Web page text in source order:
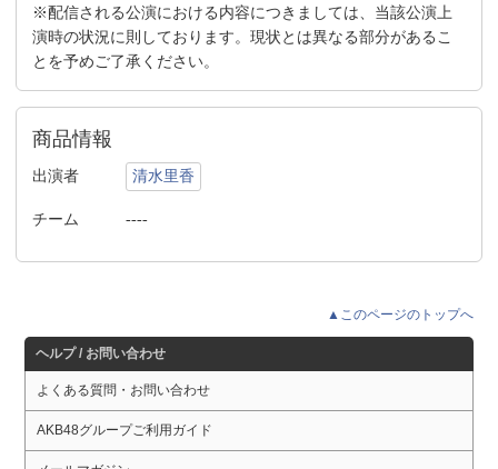
※配信される公演における内容につきましては、当該公演上
演時の状況に則しております。現状とは異なる部分があるこ
とを予めご了承ください。
商品情報
出演者 清水里香
チーム ----
▲このページのトップへ
ヘルプ / お問い合わせ
よくある質問・お問い合わせ
AKB48グループご利用ガイド